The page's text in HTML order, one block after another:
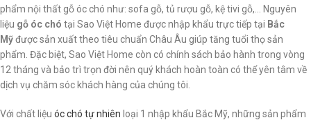
phẩm nội thất gỗ óc chó như: sofa gỗ, tủ rượu gỗ, kệ tivi gỗ,… Nguyên
liệu gỗ óc chó tại Sao Việt Home được nhập khẩu trực tiếp tại Bắc
Mỹđược sản xuất theo tiêu chuẩn Châu Âu giúp tăng tuổi thọ sản
phẩm. Đặc biệt, Sao Việt Home còn có chính sách bảo hành trong vòng
12 tháng và bảo trì trọn đời nên quý khách hoàn toàn có thể yên tâm về
dịch vụ chăm sóc khách hàng của chúng tôi.
Với chất liệu óc chó tự nhiên loại 1 nhập khẩu Bắc Mỹ, những sản phẩm